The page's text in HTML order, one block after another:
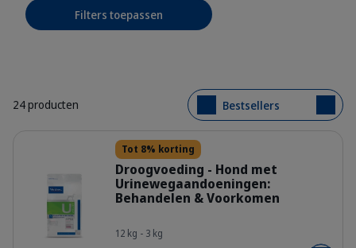
Filters toepassen
24 producten Bestsellers
Tot 8% korting
Droogvoeding - Hond met
Urinewegaandoeningen:
Behandelen & Voorkomen
12 kg - 3 kg